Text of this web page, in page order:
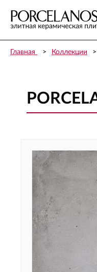
Главная Коллекции